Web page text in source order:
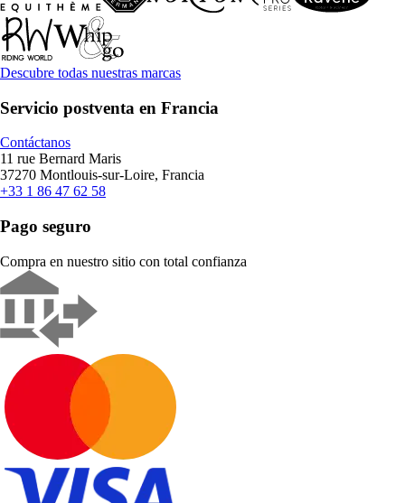
Descubre todas nuestras marcas
Servicio postventa en Francia
Contáctanos
11 rue Bernard Maris
37270 Montlouis-sur-Loire, Francia
+33 1 86 47 62 58
Pago seguro
Compra en nuestro sitio con total confianza